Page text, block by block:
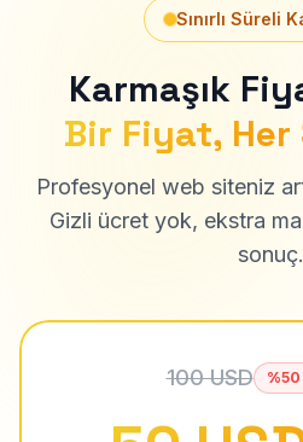
Sınırlı Süreli
Karmaşık
Bir Fiyat, Her
Profesyonel web siteniz
Gizli ücret yok, ekstra
sonuç.
100 USD %50